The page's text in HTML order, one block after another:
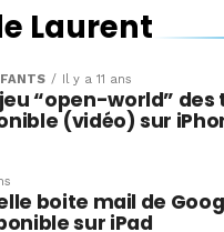
Laurent
Il y a 11 ans
“open-world” des
(vidéo) sur
boite mail de
sur iPad